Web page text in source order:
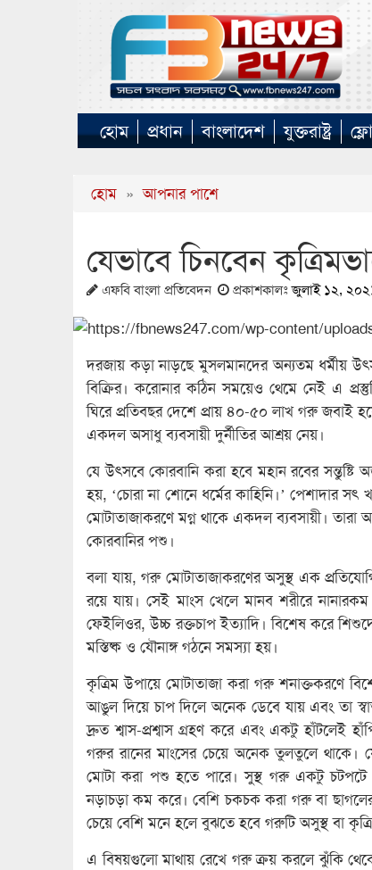
হোম প্রধান বাংলাদেশ যুক্তরাষ্ট্র
হোম » আপনার পাশে
যেভাবে চিনবেন
এফবি বাংলা প্রতিবেদন প্রকাশকালঃজুলাই ১২,
দরজায় কড়া নাড়ছে মুসলমানদের অন্যতম ধর্মীয়
বিক্রির। করোনার কঠিন সময়েও থেমে নেই এ
ঘিরে প্রতিবছর দেশে প্রায় ৪০-৫০ লাখ গরু জবাই
একদল অসাধু ব্যবসায়ী দুর্নীতির আশ্রয় নেয়।
যে উৎসবে কোরবানি করা হবে মহান রবের সন্তুষ্টি
হয়, ‘চোরা না শোনে ধর্মের কাহিনি।’ পেশাদার
মোটাতাজাকরণে মগ্ন থাকে একদল ব্যবসায়ী। তারা
কোরবানির পশু।
বলা যায়, গরু মোটাতাজাকরণের অসুস্থ এক
রয়ে যায়। সেই মাংস খেলে মানব শরীরে নানারকম
ফেইলিওর, উচ্চ রক্তচাপ ইত্যাদি। বিশেষ করে
মস্তিষ্ক ও যৌনাঙ্গ গঠনে সমস্যা হয়।
কৃত্রিম উপায়ে মোটাতাজা করা গরু শনাক্তকরণে
আঙুল দিয়ে চাপ দিলে অনেক ডেবে যায় এবং তা
দ্রুত শ্বাস-প্রশ্বাস গ্রহণ করে এবং একটু হাঁটলেই
গরুর রানের মাংসের চেয়ে অনেক তুলতুলে থাকে।
মোটা করা পশু হতে পারে। সুস্থ গরু একটু চটপটে
নড়াচড়া কম করে। বেশি চকচক করা গরু বা ছাগলের
চেয়ে বেশি মনে হলে বুঝতে হবে গরুটি অসুস্থ বা
এ বিষয়গুলো মাথায় রেখে গরু ক্রয় করলে ঝুঁকি